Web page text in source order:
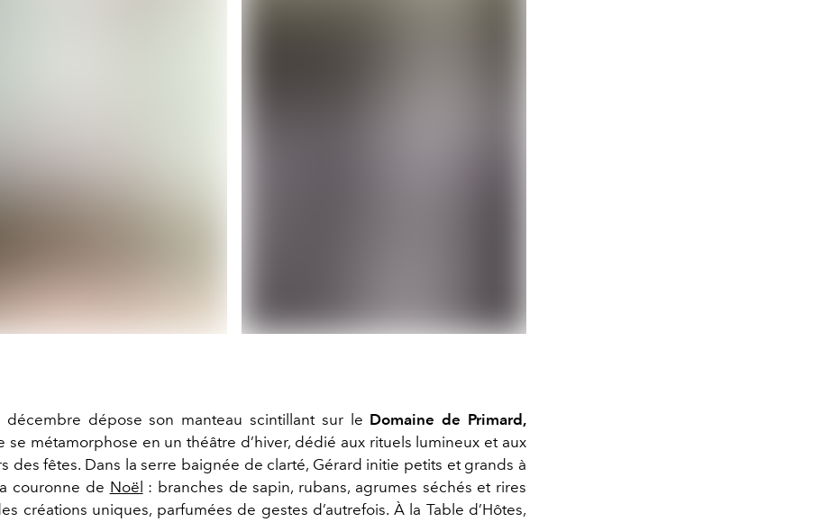
décembre dépose son manteau scintillant sur le Domaine de Primard,
se métamorphose en un théâtre d’hiver, dédié aux rituels lumineux et aux
des fêtes. Dans la serre baignée de clarté, Gérard initie petits et grands à
couronne de Noël : branches de sapin, rubans, agrumes séchés et rires
créations uniques, parfumées de gestes d’autrefois. À la Table d’Hôtes,